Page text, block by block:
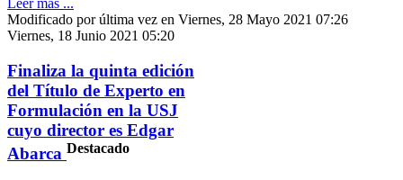
Leer más ...
Modificado por última vez en Viernes, 28 Mayo 2021 07:26
Viernes, 18 Junio 2021 05:20
Finaliza la quinta edición
del Título de Experto en
Formulación en la USJ
cuyo director es Edgar
Abarca Destacado